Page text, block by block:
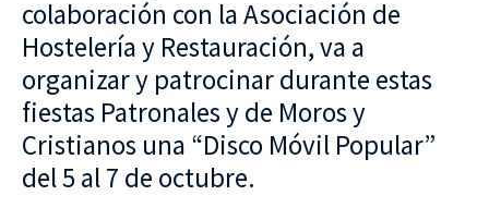
colaboración con la Asociación de
Hostelería y Restauración, va a
organizar y patrocinar durante estas
fiestas Patronales y de Moros y
Cristianos una “Disco Móvil Popular”
del 5 al 7 de octubre.